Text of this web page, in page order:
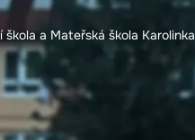
a Mateřská škola Karolinka